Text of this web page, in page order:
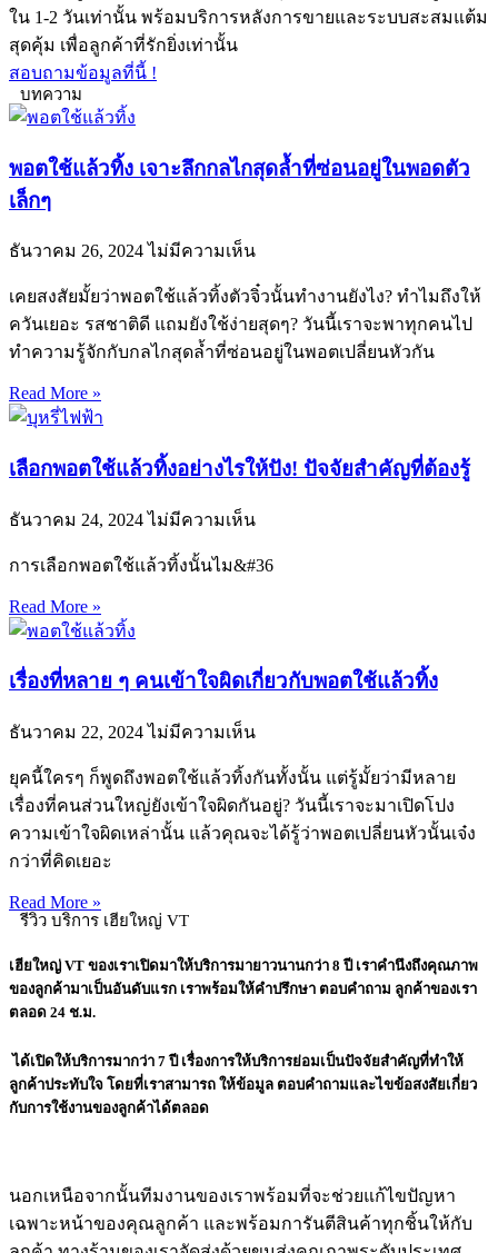
ใน 1-2 วันเท่านั้น พร้อมบริการหลังการขายและระบบสะสมแต้ม
สุดคุ้ม เพื่อลูกค้าที่รักยิ่งเท่านั้น
สอบถามข้อมูลที่นี้ !
บทความ
พอตใช้แล้วทิ้ง เจาะลึกกลไกสุดล้ำที่ซ่อนอยู่ในพอดตัว
เล็กๆ
ธันวาคม 26, 2024ไม่มีความเห็น
เคยสงสัยมั้ยว่าพอตใช้แล้วทิ้งตัวจิ๋วนั้นทำงานยังไง? ทำไมถึงให้
ควันเยอะ รสชาติดี แถมยังใช้ง่ายสุดๆ? วันนี้เราจะพาทุกคนไป
ทำความรู้จักกับกลไกสุดล้ำที่ซ่อนอยู่ในพอตเปลี่ยนหัวกัน
Read More »
เลือกพอตใช้แล้วทิ้งอย่างไรให้ปัง! ปัจจัยสำคัญที่ต้องรู้
ธันวาคม 24, 2024ไม่มีความเห็น
การเลือกพอตใช้แล้วทิ้งนั้นไม&#36
Read More »
เรื่องที่หลาย ๆ คนเข้าใจผิดเกี่ยวกับพอตใช้แล้วทิ้ง
ธันวาคม 22, 2024ไม่มีความเห็น
ยุคนี้ใครๆ ก็พูดถึงพอตใช้แล้วทิ้งกันทั้งนั้น แต่รู้มั้ยว่ามีหลาย
เรื่องที่คนส่วนใหญ่ยังเข้าใจผิดกันอยู่? วันนี้เราจะมาเปิดโปง
ความเข้าใจผิดเหล่านั้น แล้วคุณจะได้รู้ว่าพอตเปลี่ยนหัวนั้นเจ๋ง
กว่าที่คิดเยอะ
Read More »
รีวิว บริการ เฮียใหญ่ VT
เฮียใหญ่ VT ของเราเปิดมาให้บริการมายาวนานกว่า 8 ปี เราคำนึงถึงคุณภาพ
ของลูกค้ามาเป็นอันดับแรก เราพร้อมให้คำปรึกษา ตอบคำถาม ลูกค้าของเรา
ตลอด 24 ช.ม.
​ได้เปิดให้บริการมากว่า 7 ปี เรื่องการให้บริการย่อมเป็นปัจจัยสำคัญที่ทำให้
ลูกค้าประทับใจ โดยที่เราสามารถ ให้ข้อมูล ตอบคำถามและไขข้อสงสัยเกี่ยว
กับการใช้งานของลูกค้าได้ตลอด
นอกเหนือจากนั้นทีมงานของเราพร้อมที่จะช่วยแก้ไขปัญหา
เฉพาะหน้าของคุณลูกค้า และพร้อมการันตีสินค้าทุกชิ้นให้กับ